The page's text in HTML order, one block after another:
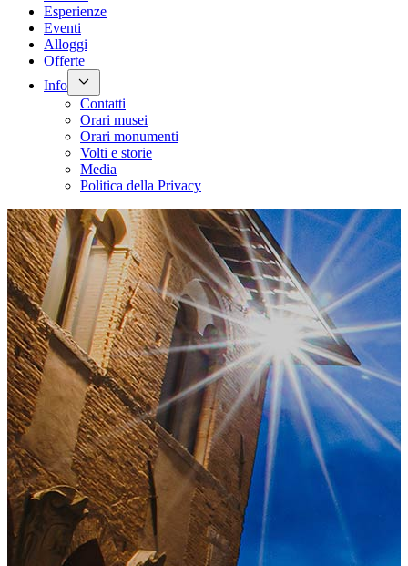
Esperienze
Eventi
Alloggi
Offerte
Info
Contatti
Orari musei
Orari monumenti
Volti e storie
Media
Politica della Privacy